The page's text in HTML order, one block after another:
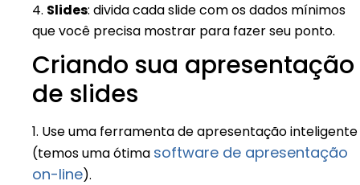
4. Slides: divida cada slide com os dados mínimos
que você precisa mostrar para fazer seu ponto.
Criando sua apresentação
de slides
1. Use uma ferramenta de apresentação inteligente
(temos uma ótima software de apresentação
on-line).